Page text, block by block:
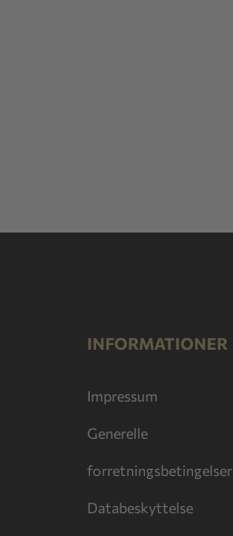
INFORMATIONER
Impressum
Generelle
forretningsbetingelser
Databeskyttelse